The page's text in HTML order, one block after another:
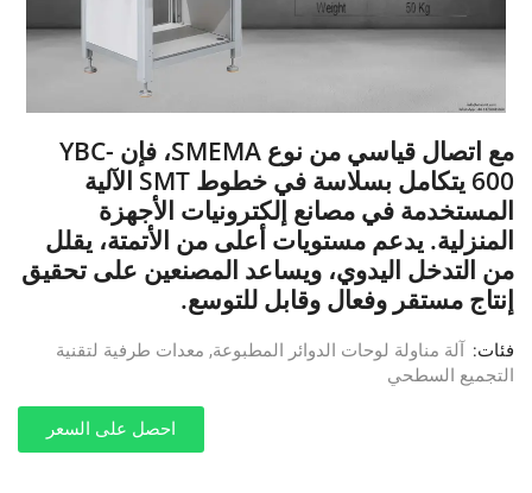
مع اتصال قياسي من نوع SMEMA، فإن YBC-
600 يتكامل بسلاسة في خطوط SMT الآلية
المستخدمة في مصانع إلكترونيات الأجهزة
المنزلية. يدعم مستويات أعلى من الأتمتة، يقلل
من التدخل اليدوي، ويساعد المصنعين على تحقيق
إنتاج مستقر وفعال وقابل للتوسع.
فئات: آلة مناولة لوحات الدوائر المطبوعة, معدات طرفية لتقنية
التجميع السطحي
احصل على السعر